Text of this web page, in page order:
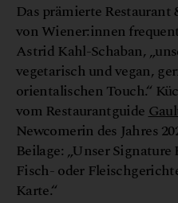
Das prämierte
von Wiener:innen
Astrid Kahl-Schaban,
vegetarisch und vegan,
orientalischen Touch.“
vom Restaurantguide
Newcomerin des Jahres
Beilage: „Unser
Fisch- oder
Karte.“